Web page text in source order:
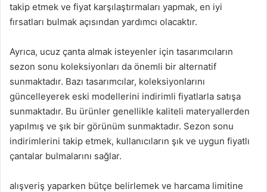
takip etmek ve fiyat karşılaştırmaları yapmak, en iyi
fırsatları bulmak açısından yardımcı olacaktır.
Ayrıca, ucuz çanta almak isteyenler için tasarımcıların
sezon sonu koleksiyonları da önemli bir alternatif
sunmaktadır. Bazı tasarımcılar, koleksiyonlarını
güncelleyerek eski modellerini indirimli fiyatlarla satışa
sunmaktadır. Bu ürünler genellikle kaliteli materyallerden
yapılmış ve şık bir görünüm sunmaktadır. Sezon sonu
indirimlerini takip etmek, kullanıcıların şık ve uygun fiyatlı
çantalar bulmalarını sağlar.
alışveriş yaparken bütçe belirlemek ve harcama limitine